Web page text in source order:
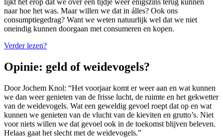
lijkt het erop dat we over een tijdje weer enigszins terug kunnen
naar hoe het was. Maar willen we dat in álles? Ook ons
consumptiegedrag? Want we weten natuurlijk wel dat we niet
oneindig kunnen doorgaan met consumeren en kopen.
Verder lezen?
Opinie: geld of weidevogels?
Door Jochem Knol: “Het voorjaar komt er weer aan en wat kunnen
we dan weer genieten van de frisse lucht, de ruimte en het gekwetter
van de weidevogels. Wat een geweldig gevoel roept dat op en wat
kunnen we genieten van de vlucht van de kieviten en grutto’s. Niet
voor niets willen we dat gevoel ook in de toekomst blijven beleven.
Helaas gaat het slecht met de weidevogels.”